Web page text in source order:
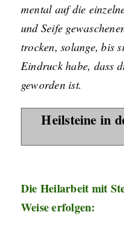
mental auf die
und Seife
trocken, solange, bis
Eindruck habe, dass
geworden ist.
Heilsteine in
Die Heilarbeit mit
Weise erfolgen: